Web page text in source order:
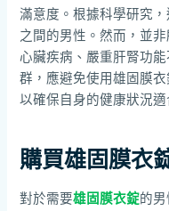
滿意度。根據科學研究
之間的男性。然而，並
心臟疾病、嚴重肝腎功
群，應避免使用雄固膜
以確保自身的健康狀況
購買雄固膜衣
對於需要雄固膜衣錠的